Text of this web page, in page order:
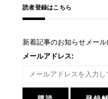
読者登録はこちら
新着記事のお知らせメー
メールアドレス: